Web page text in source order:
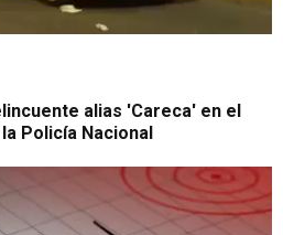
alias 'Careca' en el
Policía Nacional